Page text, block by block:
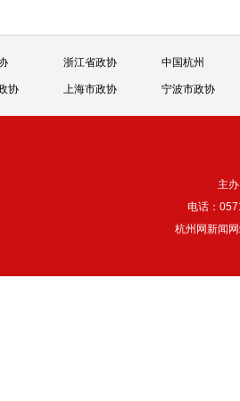
浙江省政协 中国杭州
协 上海市政协 宁波市政协
主
电话：
杭州网新闻